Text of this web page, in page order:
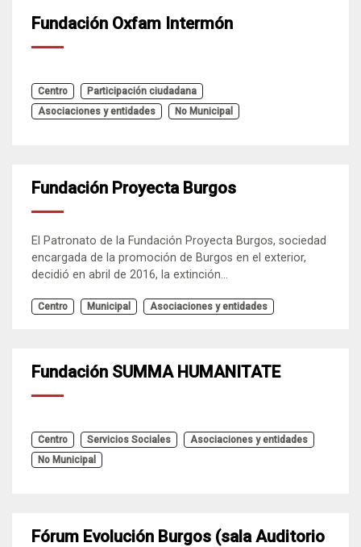
Fundación Oxfam Intermón
Centro
Participación ciudadana
Asociaciones y entidades
No Municipal
Fundación Proyecta Burgos
El Patronato de la Fundación Proyecta Burgos, sociedad
encargada de la promoción de Burgos en el exterior,
decidió en abril de 2016, la extinción...
Centro Municipal Asociaciones y entidades
Fundación SUMMA HUMANITATE
Centro Servicios Sociales
Asociaciones y entidades
No Municipal
Fórum Evolución Burgos (sala Auditorio